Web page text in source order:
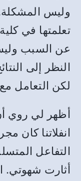
وليس المشكلة
تعلمتها في
عن السبب
النظر إلى
لكن التعامل
أظهر لي روي
انفلاتنا كان
التفاعل
أثارت شهوتي.